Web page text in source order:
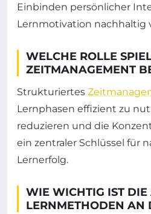
Einbinden persönlicher
Lernmotivation nachhaltig
WELCHE ROLLE
ZEITMANAGEMENT
Strukturiertes
Lernphasen effizient zu
reduzieren und die
ein zentraler Schlüssel für
Lernerfolg.
WIE WICHTIG IST DIE
LERNMETHODEN AN